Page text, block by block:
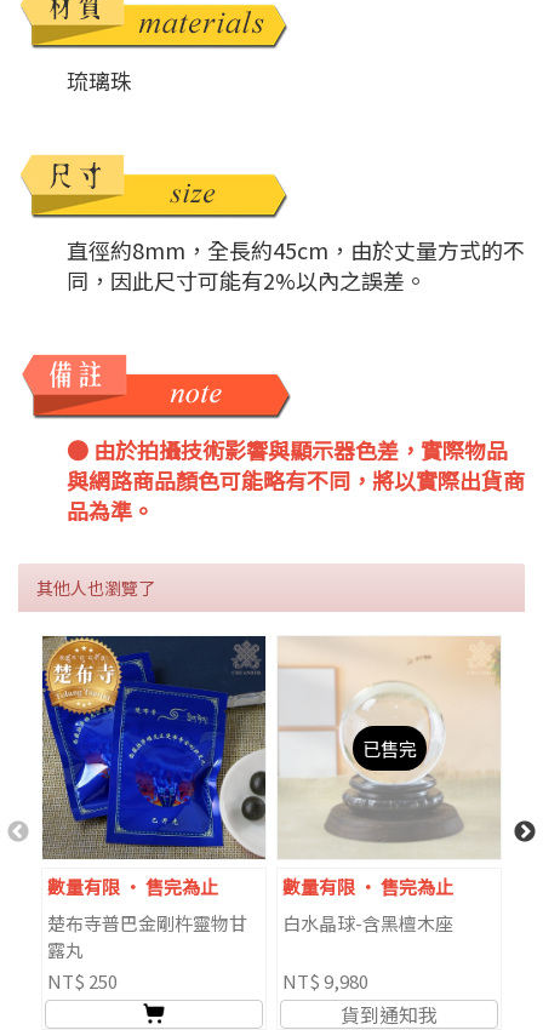
琉璃珠
直徑約8mm，全長約45cm，由於丈量方式的不
同，因此尺寸可能有2%以內之誤差。
● 由於拍攝技術影響與顯示器色差，實際物品
與網路商品顏色可能略有不同，將以實際出貨商
品為準。
其他人也瀏覽了
數量有限 ‧ 售完為止
楚布寺普巴金剛杵靈物甘
露丸
NT$ 250
已售完
數量有限 ‧ 售完為止
白水晶球-含黑檀木座
NT$ 9,980
貨到通知我